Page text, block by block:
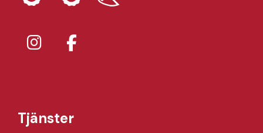
Tjänster